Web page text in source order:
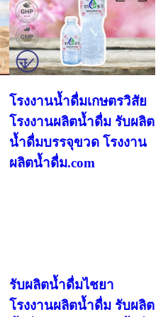
โรงงานน้ำดื่มเกษตรวิสัย
โรงงานผลิตน้ำดื่ม รับผลิต
น้ำดื่มบรรจุขวด โรงงาน
ผลิตน้ำดื่ม.com
รับผลิตน้ำดื่มไชยา
โรงงานผลิตน้ำดื่ม รับผลิต